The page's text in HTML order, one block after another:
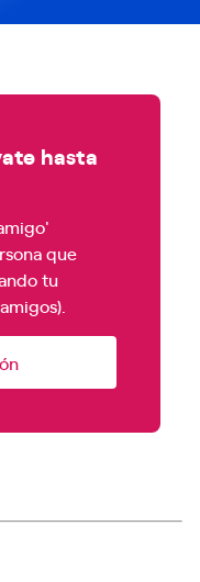
hasta
que
tu